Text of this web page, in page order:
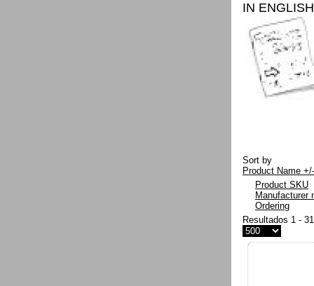
IN ENGLISH
Sort by
Product Name +/-
Product SKU
Manufacturer
Ordering
Resultados 1 -